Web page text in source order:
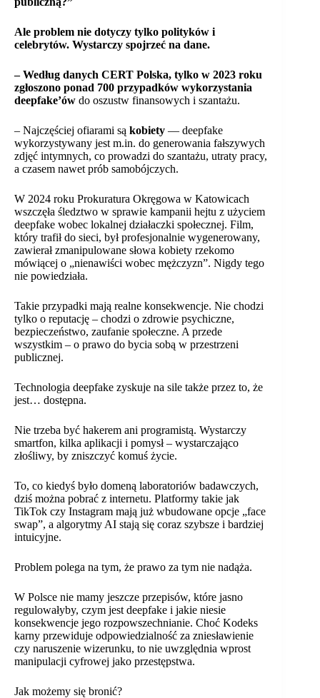
Ale problem nie dotyczy tylko polityków i
celebrytów. Wystarczy spojrzeć na dane.
– Według danych CERT Polska, tylko w 2023 roku
zgłoszono ponad 700 przypadków wykorzystania
deepfake’ów do oszustw finansowych i szantażu.
– Najczęściej ofiarami są kobiety — deepfake
wykorzystywany jest m.in. do generowania fałszywych
zdjęć intymnych, co prowadzi do szantażu, utraty pracy,
a czasem nawet prób samobójczych.
W 2024 roku Prokuratura Okręgowa w Katowicach
wszczęła śledztwo w sprawie kampanii hejtu z użyciem
deepfake wobec lokalnej działaczki społecznej. Film,
który trafił do sieci, był profesjonalnie wygenerowany,
zawierał zmanipulowane słowa kobiety rzekomo
mówiącej o „nienawiści wobec mężczyzn”. Nigdy tego
nie powiedziała.
Takie przypadki mają realne konsekwencje. Nie chodzi
tylko o reputację – chodzi o zdrowie psychiczne,
bezpieczeństwo, zaufanie społeczne. A przede
wszystkim – o prawo do bycia sobą w przestrzeni
publicznej.
Technologia deepfake zyskuje na sile także przez to, że
jest… dostępna.
Nie trzeba być hakerem ani programistą. Wystarczy
smartfon, kilka aplikacji i pomysł – wystarczająco
złośliwy, by zniszczyć komuś życie.
To, co kiedyś było domeną laboratoriów badawczych,
dziś można pobrać z internetu. Platformy takie jak
TikTok czy Instagram mają już wbudowane opcje „face
swap”, a algorytmy AI stają się coraz szybsze i bardziej
intuicyjne.
Problem polega na tym, że prawo za tym nie nadąża.
W Polsce nie mamy jeszcze przepisów, które jasno
regulowałyby, czym jest deepfake i jakie niesie
konsekwencje jego rozpowszechnianie. Choć Kodeks
karny przewiduje odpowiedzialność za zniesławienie
czy naruszenie wizerunku, to nie uwzględnia wprost
manipulacji cyfrowej jako przestępstwa.
Jak możemy się bronić?